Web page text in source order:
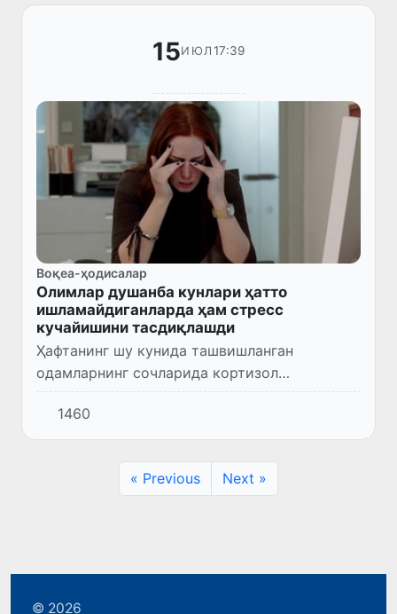
15ИЮЛ 17:39
Воқеа-ҳодисалар
Олимлар душанба кунлари ҳатто
ишламайдиганларда ҳам стресс
кучайишини тасдиқлашди
Ҳафтанинг шу кунида ташвишланган
одамларнинг сочларида кортизол
концентрацияси сезиларли даражада юқори
бўлган.
1460
« Previous Next »
© 2026